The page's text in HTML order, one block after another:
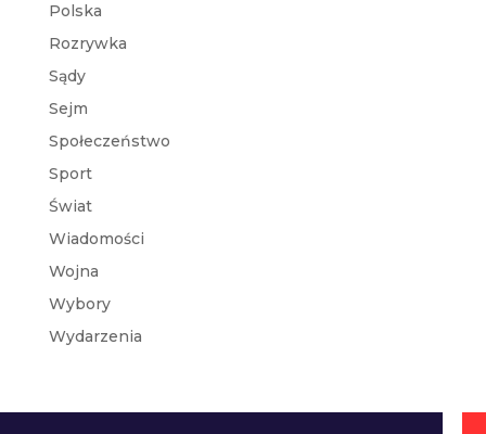
Polska
Rozrywka
Sądy
Sejm
Społeczeństwo
Sport
Świat
Wiadomości
Wojna
Wybory
Wydarzenia